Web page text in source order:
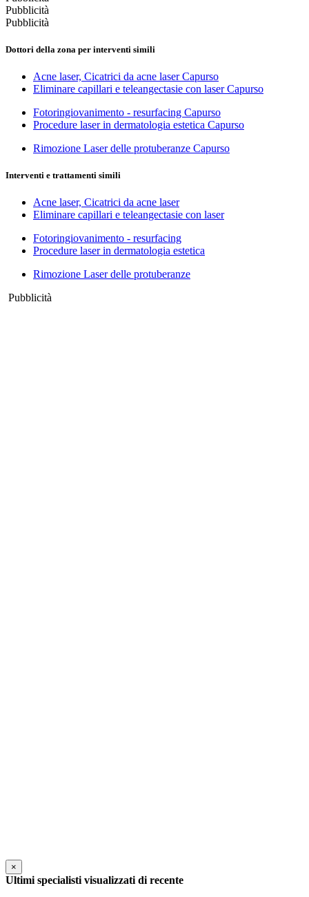
Pubblicità
Pubblicità
Dottori della zona per interventi simili
Acne laser, Cicatrici da acne laser Capurso
Eliminare capillari e teleangectasie con laser Capurso
Fotoringiovanimento - resurfacing Capurso
Procedure laser in dermatologia estetica Capurso
Rimozione Laser delle protuberanze Capurso
Interventi e trattamenti simili
Acne laser, Cicatrici da acne laser
Eliminare capillari e teleangectasie con laser
Fotoringiovanimento - resurfacing
Procedure laser in dermatologia estetica
Rimozione Laser delle protuberanze
Pubblicità
×
Ultimi specialisti visualizzati di recente